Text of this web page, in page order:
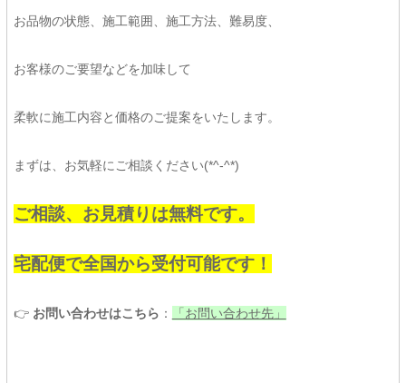
お品物の状態、施工範囲、施工方法、難易度、
お客様のご要望などを加味して
柔軟に施工内容と価格のご提案をいたします。
まずは、お気軽にご相談ください(*^-^*)
ご相談、お見積りは無料です。
宅配便で全国から受付可能です！
👉 お問い合わせはこちら ： 「お問い合わせ先」